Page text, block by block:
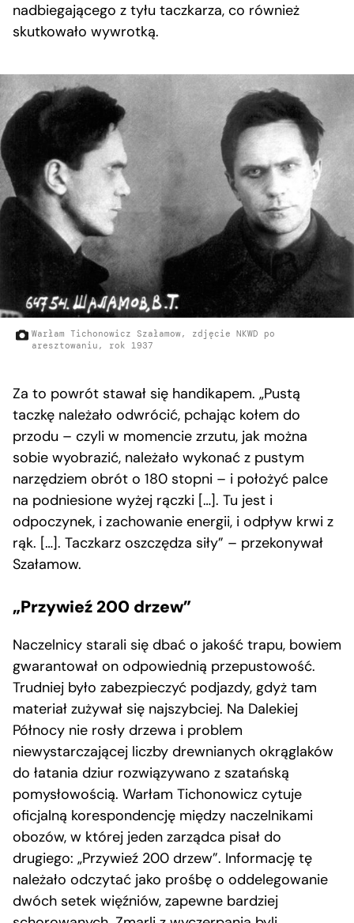
nadbiegającego z tyłu taczkarza, co również
skutkowało wywrotką.
Warłam Tichonowicz Szałamow, zdjęcie NKWD po
aresztowaniu, rok 1937
Za to powrót stawał się handikapem. „Pustą
taczkę należało odwrócić, pchając kołem do
przodu – czyli w momencie zrzutu, jak można
sobie wyobrazić, należało wykonać z pustym
narzędziem obrót o 180 stopni – i położyć palce
na podniesione wyżej rączki […]. Tu jest i
odpoczynek, i zachowanie energii, i odpływ krwi z
rąk. […]. Taczkarz oszczędza siły” – przekonywał
Szałamow.
„Przywieź 200 drzew”
Naczelnicy starali się dbać o jakość trapu, bowiem
gwarantował on odpowiednią przepustowość.
Trudniej było zabezpieczyć podjazdy, gdyż tam
materiał zużywał się najszybciej. Na Dalekiej
Północy nie rosły drzewa i problem
niewystarczającej liczby drewnianych okrąglaków
do łatania dziur rozwiązywano z szatańską
pomysłowością. Warłam Tichonowicz cytuje
oficjalną korespondencję między naczelnikami
obozów, w której jeden zarządca pisał do
drugiego: „Przywieź 200 drzew”. Informację tę
należało odczytać jako prośbę o oddelegowanie
dwóch setek więźniów, zapewne bardziej